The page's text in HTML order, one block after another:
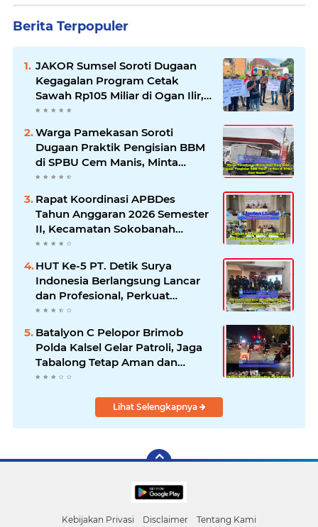
Berita Terpopuler
JAKOR Sumsel Soroti Dugaan
Kegagalan Program Cetak
Sawah Rp105 Miliar di Ogan Ilir,
Desak Kadis Pertanian Mundur
Warga Pamekasan Soroti
Dugaan Praktik Pengisian BBM
di SPBU Cem Manis, Minta
Klarifikasi dan Pengawasan
Rapat Koordinasi APBDes
Tahun Anggaran 2026 Semester
II, Kecamatan Sokobanah
Libatkan 12 Desa
HUT Ke-5 PT. Detik Surya
Indonesia Berlangsung Lancar
dan Profesional, Perkuat
Kompetensi Wartawan
Batalyon C Pelopor Brimob
Polda Kalsel Gelar Patroli, Jaga
Tabalong Tetap Aman dan
Kondusif
Lihat Selengkapnya
Kebijakan Privasi Disclaimer Tentang Kami